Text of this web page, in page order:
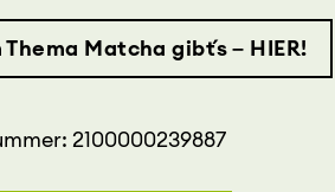
Matcha gibt´s – HIER!
2100000239887